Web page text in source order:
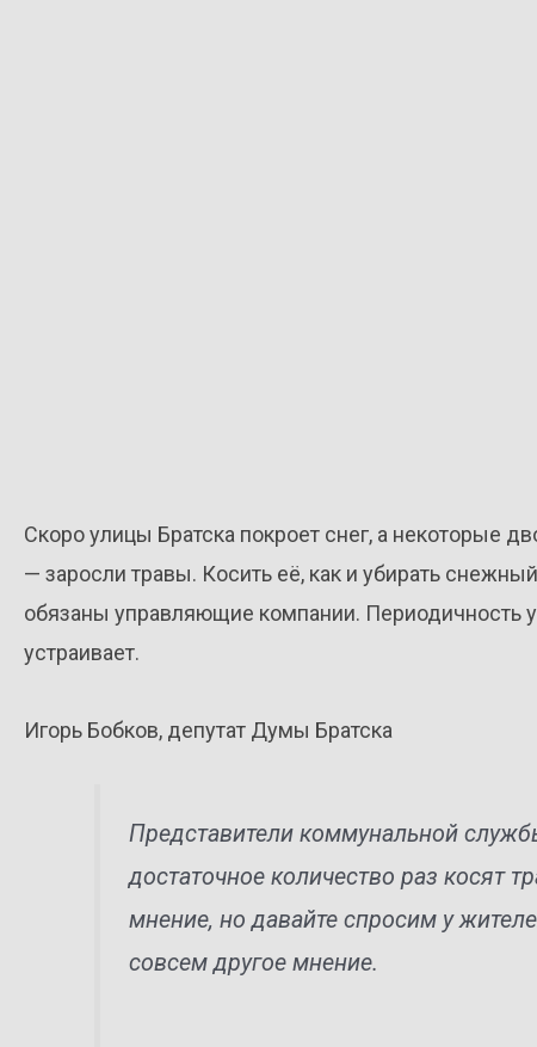
Скоро улицы Братска покроет снег, а некоторые
— заросли травы. Косить её, как и убирать
обязаны управляющие компании. Периодичность
устраивает.
Игорь Бобков, депутат Думы Братска
Представители коммунальной
достаточное количество раз косят
мнение, но давайте спросим у
совсем другое мнение.